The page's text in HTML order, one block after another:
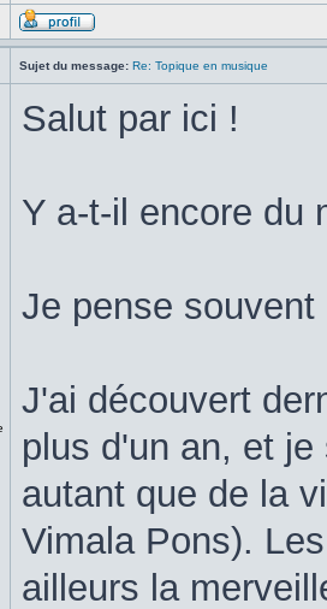
Sujet du message: Re: Topique en musique
Salut par ici !
Y a-t-il encore du
Je pense
J'ai découvert
plus d'un an, et
autant que de la
Vimala Pons).
ailleurs la